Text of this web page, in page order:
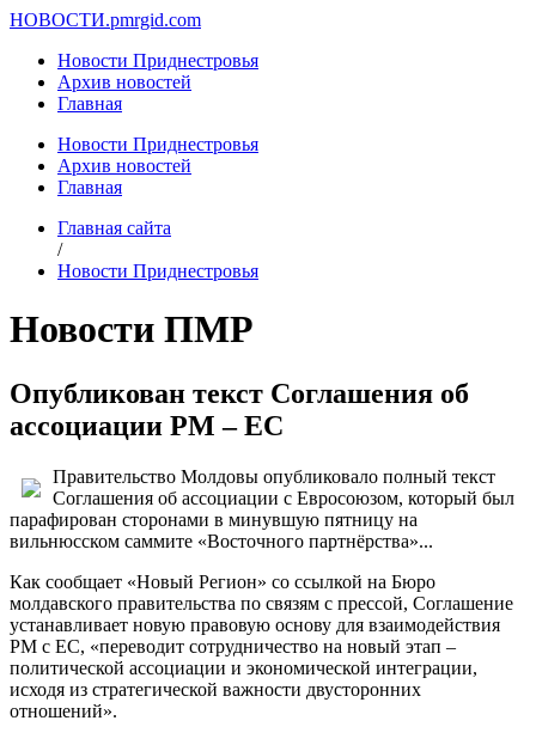
НОВОСТИ.pmrgid.com
Новости Приднестровья
Архив новостей
Главная
Новости Приднестровья
Архив новостей
Главная
Главная сайта
/
Новости Приднестровья
Новости ПМР
Опубликован текст Соглашения об
ассоциации РМ – ЕС
Правительство Молдовы опубликовало полный текст
Соглашения об ассоциации с Евросоюзом, который был
парафирован сторонами в минувшую пятницу на
вильнюсском саммите «Восточного партнёрства»...
Как сообщает «Новый Регион» со ссылкой на Бюро
молдавского правительства по связям с прессой, Соглашение
устанавливает новую правовую основу для взаимодействия
РМ с ЕС, «переводит сотрудничество на новый этап –
политической ассоциации и экономической интеграции,
исходя из стратегической важности двусторонних
отношений».